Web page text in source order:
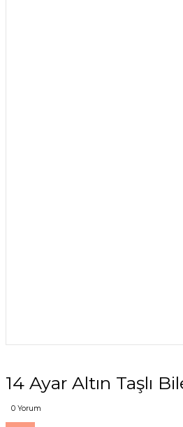
14 Ayar Altın Taşlı
0 Yorum